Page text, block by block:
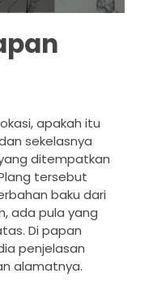
apakah itu
sekelasnya
ditempatkan
tersebut
baku dari
ada pula yang
Di papan
penjelasan
alamatnya.